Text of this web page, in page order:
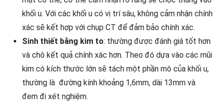
khối u. Với các khối u có vị trí sâu, không cảm nhận chính
xác sẽ kết hợp với chụp CT để đảm bảo chính xác.
Sinh thiết bằng kim to: thường được đánh giá tốt hơn
và chô kết quả chính xác hơn. Theo đó dựa vào các mũi
kim có kích thước lớn sẽ tách một phần mô của khối u,
thường là đường kính khoảng 1,6mm, dài 13mm và
đem đi xét nghiệm.